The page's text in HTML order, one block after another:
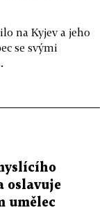
na Kyjev a jeho
se svými
oslavuje
umělec